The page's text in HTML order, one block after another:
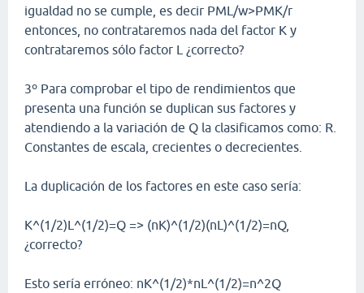
igualdad no se cumple, es decir PML/w>PMK/r
entonces, no contrataremos nada del factor K y
contrataremos sólo factor L ¿correcto?
3º Para comprobar el tipo de rendimientos que
presenta una función se duplican sus factores y
atendiendo a la variación de Q la clasificamos como: R.
Constantes de escala, crecientes o decrecientes.
La duplicación de los factores en este caso sería:
K^(1/2)L^(1/2)=Q => (nK)^(1/2)(nL)^(1/2)=nQ,
¿correcto?
Esto sería erróneo: nK^(1/2)*nL^(1/2)=n^2Q